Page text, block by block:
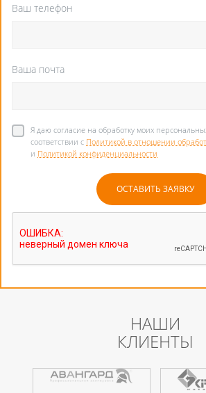
Ваш телефон
Ваша почта
Я даю согласие на обработку моих
соответствии с Политикой в отношении
и Политикой конфиденциальности
НАШИ
КЛИЕНТЫ